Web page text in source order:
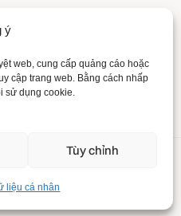
ý
web, cung cấp quảng cáo hoặc
cập trang web. Bằng cách nhấp
sử dụng cookie.
Tùy chỉnh
liệu cá nhân